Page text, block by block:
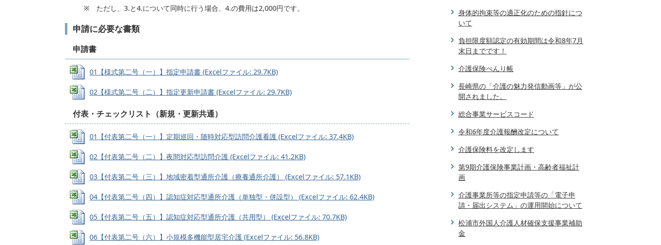
※ ただし、3.と4.について同時に行う場合、4.の費用は2,000円です。
申請に必要な書類
申請書
01【様式第二号（一）】指定申請書 (Excelファイル: 29.7KB)
02【様式第二号（二）】指定更新申請書 (Excelファイル: 29.7KB)
付表・チェックリスト（新規・更新共通）
01【付表第二号（一）】定期巡回・随時対応型訪問介護看護 (Excelファイル: 37.4KB)
02【付表第二号（二）】夜間対応型訪問介護 (Excelファイル: 41.2KB)
03【付表第二号（三）】地域密着型通所介護（療養通所介護） (Excelファイル: 57.1KB)
04【付表第二号（四）】認知症対応型通所介護（単独型・併設型） (Excelファイル: 62.4KB)
05【付表第二号（五）】認知症対応型通所介護（共用型） (Excelファイル: 70.7KB)
06【付表第二号（六）】小規模多機能型居宅介護 (Excelファイル: 56.8KB)
身体的拘束等の適正化のための指針につ
いて
負担限度額認定の有効期間は令和8年7月
末日までです！
介護保険べんり帳
長崎県の「介護の魅力発信動画等」が公
開されました。
総合事業サービスコード
令和6年度介護報酬改定について
介護保険料を改定します
第9期介護保険事業計画・高齢者福祉計
画
介護事業所等の指定申請等の「電子申
請・届出システム」の運用開始について
松浦市外国人介護人材確保支援事業補助
金